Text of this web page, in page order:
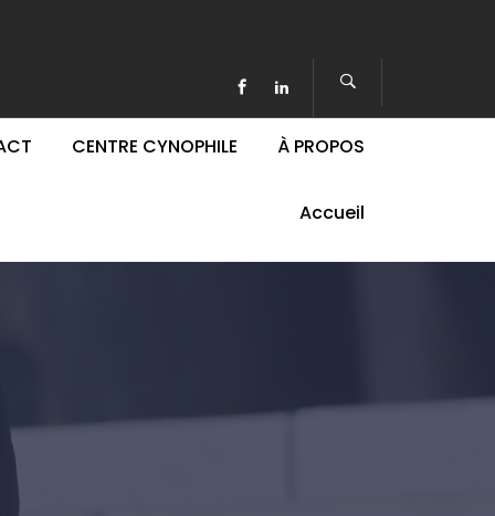
CENTRE CYNOPHILE À PROPOS
Accueil